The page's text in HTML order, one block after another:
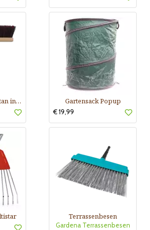
Besen Arenga/Elastan incl.Stiel Gartensack Popup
€ 19,99
Terrassenbesen
Gardena Terrassenbesen